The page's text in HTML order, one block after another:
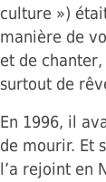
culture »)
manière de
et de
surtout de
En 1996, il
de mourir. Et
l’a rejoint en